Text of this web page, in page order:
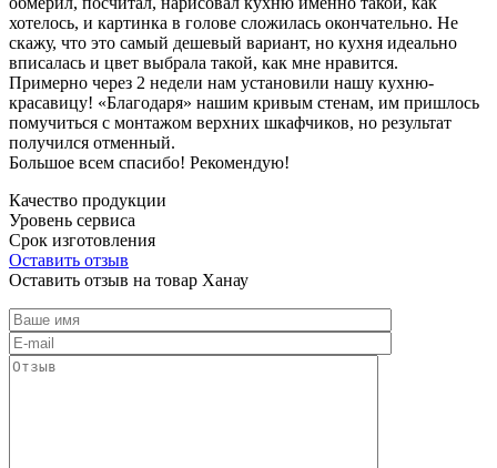
хотелось, и картинка в голове сложилась окончательно. Не
скажу, что это самый дешевый вариант, но кухня идеально
вписалась и цвет выбрала такой, как мне нравится.
Примерно через 2 недели нам установили нашу кухню-
красавицу! «Благодаря» нашим кривым стенам, им пришлось
помучиться с монтажом верхних шкафчиков, но результат
получился отменный.
Большое всем спасибо! Рекомендую!
Качество продукции
Уровень сервиса
Срок изготовления
Оставить отзыв
Оставить отзыв на товар Ханау